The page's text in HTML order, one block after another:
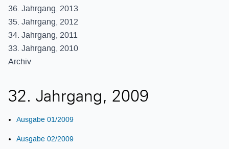
36. Jahrgang, 2013
35. Jahrgang, 2012
34. Jahrgang, 2011
33. Jahrgang, 2010
Archiv
32. Jahrgang, 2009
Ausgabe 01/2009
Ausgabe 02/2009